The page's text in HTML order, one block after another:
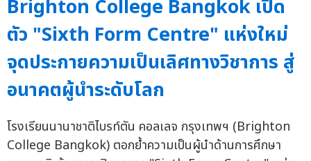
Brighton College Bangkok เปิด
ตัว "Sixth Form Centre" แห่งใหม่
จุดประกายความเป็นเลิศทางวิชาการ สู่
อนาคตผู้นำระดับโลก
โรงเรียนนานาชาติไบรท์ตัน คอลเลจ กรุงเทพฯ (Brighton
College Bangkok) ตอกย้ำความเป็นผู้นำด้านการศึกษา